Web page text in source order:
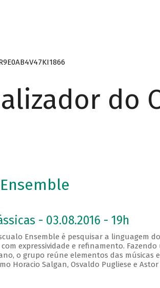
do
- 03.08.2016 - 19h
Ensemble é pesquisar a linguagem
expressividade e refinamento.
o grupo reúne elementos das músicas
Horacio Salgan, Osvaldo Pugliese e